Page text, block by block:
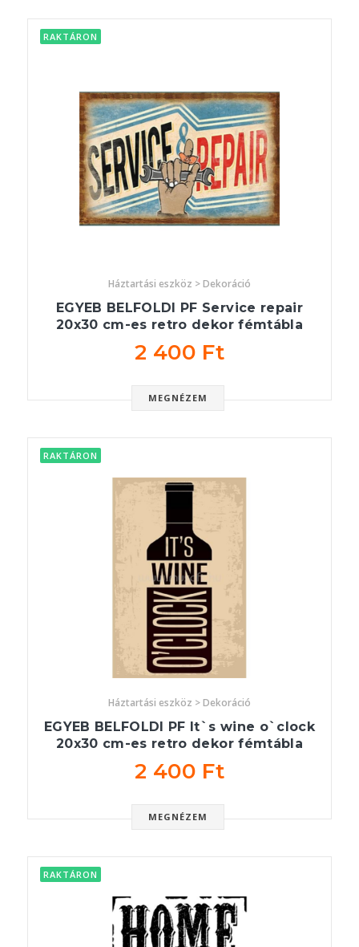
RAKTÁRON
Háztartási eszköz > Dekoráció
EGYEB BELFOLDI PF Service repair
20x30 cm-es retro dekor fémtábla
2 400 Ft
MEGNÉZEM
RAKTÁRON
Háztartási eszköz > Dekoráció
EGYEB BELFOLDI PF It`s wine o`clock
20x30 cm-es retro dekor fémtábla
2 400 Ft
MEGNÉZEM
RAKTÁRON